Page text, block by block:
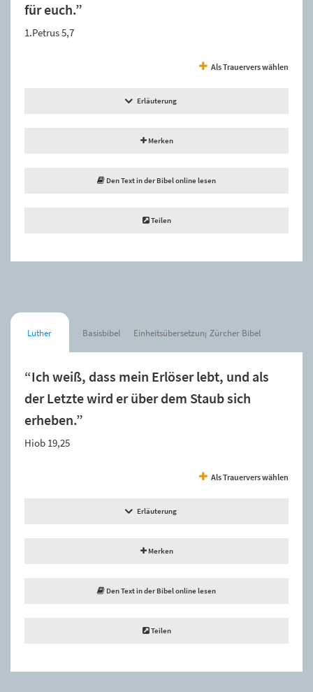
für euch.”
1.Petrus 5,7
Als Trauervers wählen
Erläuterung
Merken
Den Text in der Bibel online lesen
Teilen
Luther Basisbibel Einheitsübersetzung Zürcher Bibel
“Ich weiß, dass mein Erlöser lebt, und als
der Letzte wird er über dem Staub sich
erheben.”
Hiob 19,25
Als Trauervers wählen
Erläuterung
Merken
Den Text in der Bibel online lesen
Teilen